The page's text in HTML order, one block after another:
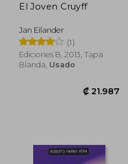
El Joven Cruyff
Jan Eilander
(1)
Ediciones B, 2013, Tapa
Blanda, Usado